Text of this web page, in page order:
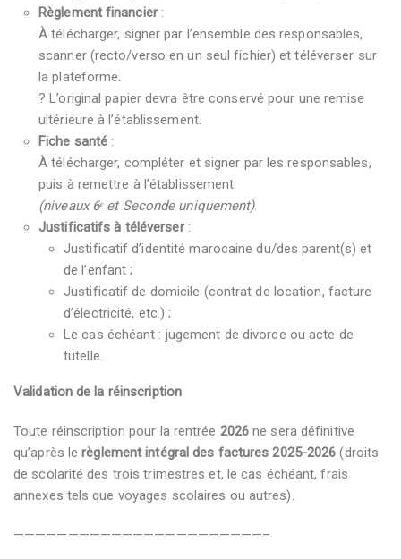
Règlement financier:
À télécharger, signer par l’ensemble des responsables,
scanner (recto/verso en un seul fichier) et téléverser sur
la plateforme.
? L’original papier devra être conservé pour une remise
ultérieure à l’établissement.
Fiche santé :
À télécharger, compléter et signer par les responsables,
puis à remettre à l’établissement
(niveaux 6ᵉet Seconde uniquement).
Justificatifs à téléverser:
Justificatif d’identité marocaine du/des parent(s) et
de l’enfant ;
Justificatif de domicile (contrat de location, facture
d’électricité, etc.) ;
Le cas échéant : jugement de divorce ou acte de
tutelle.
Validation de la réinscription
Toute réinscription pour la rentrée 2026 ne sera définitive
qu’après lerèglement intégral des factures 2025-2026 (droits
de scolarité des trois trimestres et, le cas échéant, frais
annexes tels que voyages scolaires ou autres).
———————————————————————–